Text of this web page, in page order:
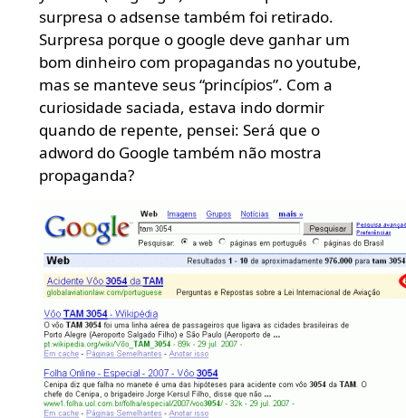
surpresa o adsense também foi retirado.
Surpresa porque o google deve ganhar um
bom dinheiro com propagandas no youtube,
mas se manteve seus “princípios”. Com a
curiosidade saciada, estava indo dormir
quando de repente, pensei: Será que o
adword do Google também não mostra
propaganda?